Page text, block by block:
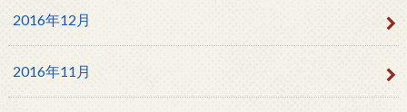
2016年12月
2016年11月